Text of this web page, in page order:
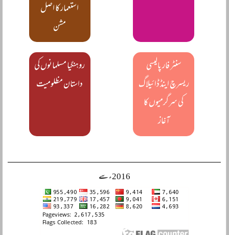
استعمار کا اصل
مشن
سنٹر فار پالیسی
ریسرچ اینڈ ڈائیلاگ
کی سرگرمیوں کا
آغاز
روہنگیا مسلمانوں کی
داستان مظلومیت
2016ء سے